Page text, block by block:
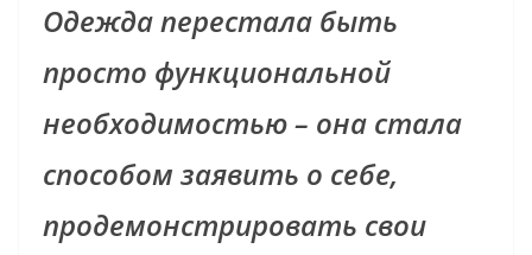
Одежда перестала быть
просто функциональной
необходимостью – она стала
способом заявить о себе,
продемонстрировать свои